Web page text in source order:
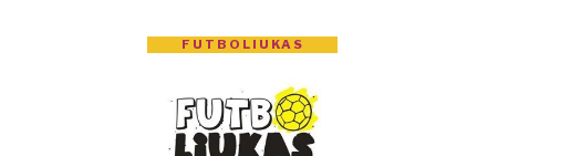
FUTBOLIUKAS